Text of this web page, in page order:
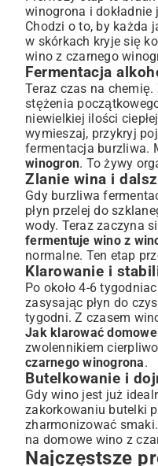
winogrona i
Chodzi o to, by każda
w skórkach kryje się
wino z czarnego
Fermentacja
Teraz czas na
stężenia
niewielkiej ilości
wymieszaj, przykryj
fermentacja burzliwa.
winogron. To żywy
Zlanie wina i
Gdy burzliwa
płyn przelej do
wody. Teraz zaczyna
fermentuje wino z
normalne. Ten etap
Klarowanie i
Po około 4-6
zasysając płyn do
tygodni. Z czasem
Jak klarować
zwolennikiem
czarnego winogrona.
Butelkowanie i
Gdy wino jest już
zakorkowaniu butelki
zharmonizować
na domowe wino z
Najczęstsze